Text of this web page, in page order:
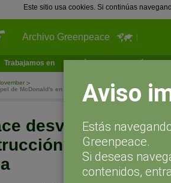
Este sitio usa cookies. Si continúas
Archivo Greenpeace
Trabajamos en ¿Qué puedes hacer tú?
de McDonald's en la destrucción de la selva tropical
desvela el papel
de la selva
Aviso
Estás
Greenpeace.
Si deseas
contenidos,